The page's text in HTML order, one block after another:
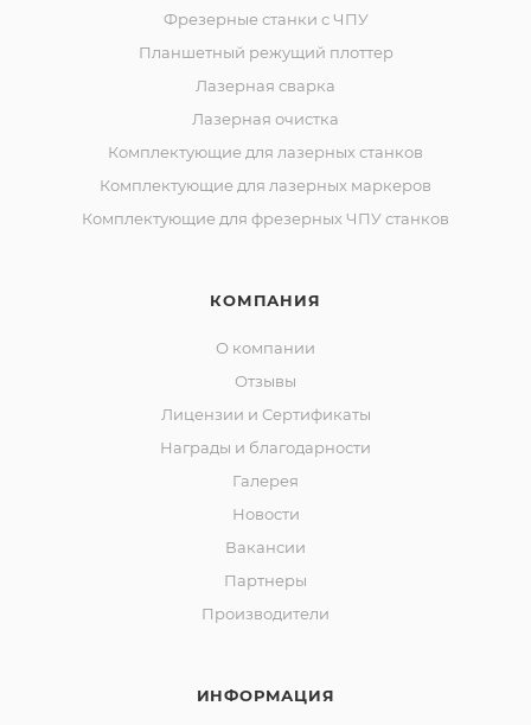
Фрезерные станки с ЧПУ
Планшетный режущий плоттер
Лазерная сварка
Лазерная очистка
Комплектующие для лазерных станков
Комплектующие для лазерных маркеров
Комплектующие для фрезерных ЧПУ станков
КОМПАНИЯ
О компании
Отзывы
Лицензии и Сертификаты
Награды и благодарности
Галерея
Новости
Вакансии
Партнеры
Производители
ИНФОРМАЦИЯ